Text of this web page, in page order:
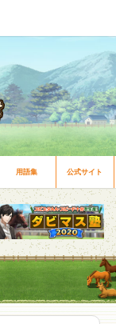
用語集 公式サイト